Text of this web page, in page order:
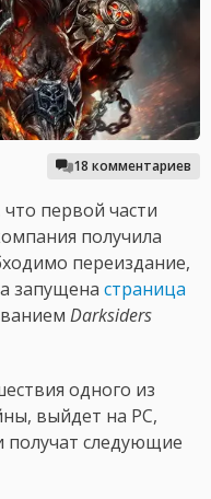
18 комментариев
первой части
получила
переиздание,
запущена страница
Darksiders
одного из
выйдет на PC,
получат следующие